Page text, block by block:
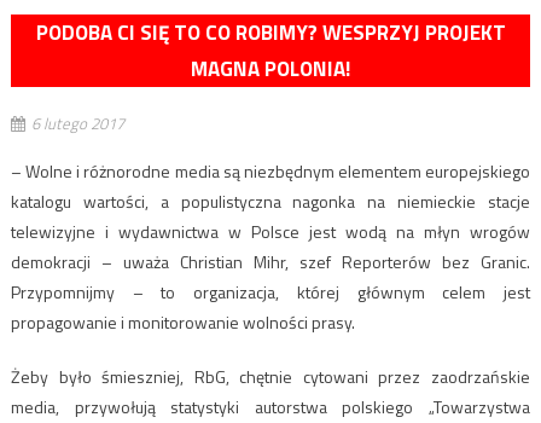
PODOBA CI SIĘ TO CO ROBIMY? WESPRZYJ PROJEKT
MAGNA POLONIA!
6 lutego 2017
– Wolne i różnorodne media są niezbędnym elementem europejskiego
katalogu wartości, a populistyczna nagonka na niemieckie stacje
telewizyjne i wydawnictwa w Polsce jest wodą na młyn wrogów
demokracji – uważa Christian Mihr, szef Reporterów bez Granic.
Przypomnijmy – to organizacja, której głównym celem jest
propagowanie i monitorowanie wolności prasy.
Żeby było śmieszniej, RbG, chętnie cytowani przez zaodrzańskie
media, przywołują statystyki autorstwa polskiego „Towarzystwa